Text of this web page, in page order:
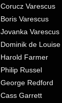
Corucz Varescus
Boris Varescus
Jovanka Varescus
Dominik de Louise
Harold Farmer
Philip Russel
George Redford
Cass Garrett